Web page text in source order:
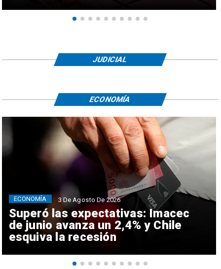
JUDICIAL
Superó las expectativas: Imacec
de junio avanza un 2,4% y Chile
esquiva la recesión
ECONOMÍA 3 De Agosto De 2026
ECONOMÍA